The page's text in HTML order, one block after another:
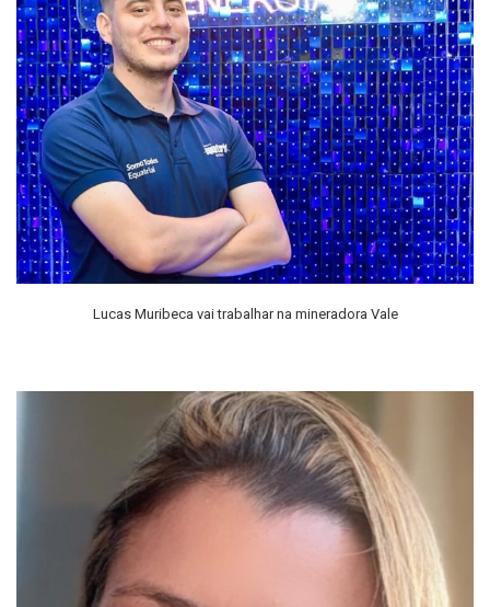
Lucas Muribeca vai trabalhar na mineradora Vale